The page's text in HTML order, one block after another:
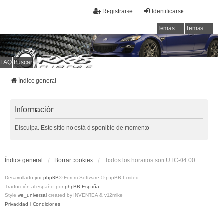
Identificarse
Registrarse
Temas sin respuesta Temas activos
Welcome to all rotarys !!!
FAQ Buscar
Índice general
Información
Disculpa. Este sitio no está disponible de momento
Índice general Borrar cookies Todos los horarios son UTC-04:00
Desarrollado por phpBB® Forum Software © phpBB Limited
Traducción al español por phpBB España
Style we_universal created by INVENTEA & v12mike
Privacidad | Condiciones